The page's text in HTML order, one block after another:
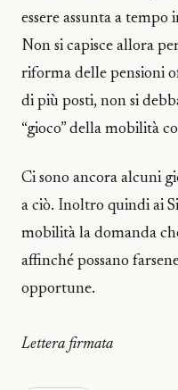
essere assunta a
Non si capisce allora
riforma delle pensioni
di più posti, non si
“gioco” della mobilità
Ci sono ancora alcuni
a ciò. Inoltro quindi ai
mobilità la domanda
affinché possano
opportune.
Lettera firmata